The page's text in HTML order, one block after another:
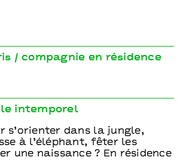
/ compagnie en résidence
intemporel
s’orienter dans la jungle,
à l’éléphant, fêter les
une naissance ? En résidence